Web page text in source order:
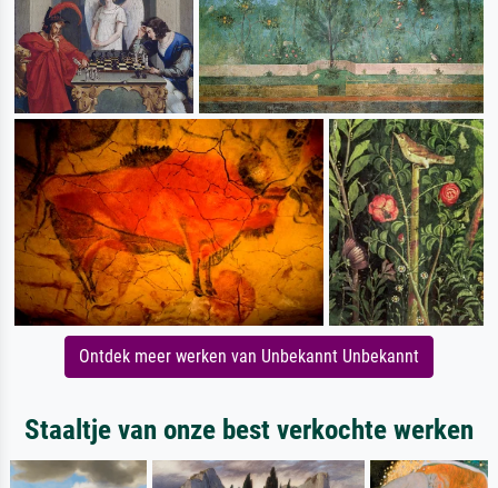
Ontdek meer werken van Unbekannt Unbekannt
Staaltje van onze best verkochte werken